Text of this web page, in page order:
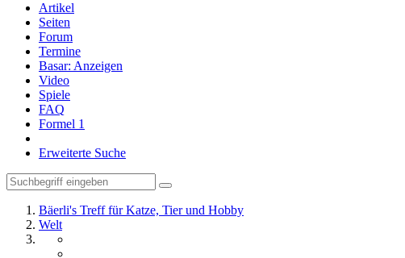
Artikel
Seiten
Forum
Termine
Basar: Anzeigen
Video
Spiele
FAQ
Formel 1
Erweiterte Suche
Bäerli's Treff für Katze, Tier und Hobby
Welt